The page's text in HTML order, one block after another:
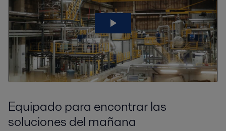
Equipado para encontrar las
soluciones del mañana